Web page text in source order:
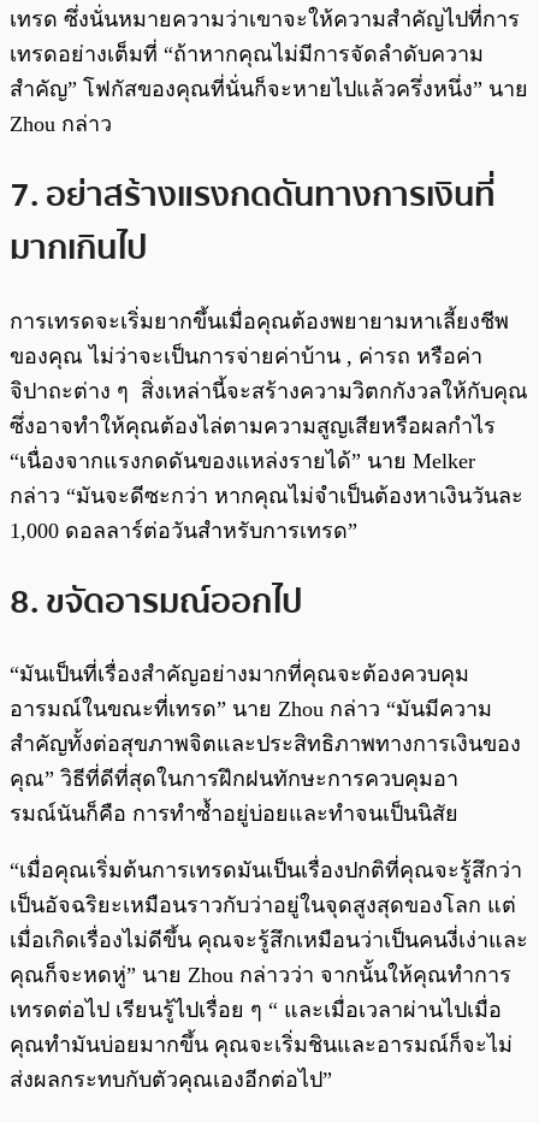
เทรด ซึ่งนั่นหมายความว่าเขาจะให้ความสำคัญไปที่การ
เทรดอย่างเต็มที่ “ถ้าหากคุณไม่มีการจัดลำดับความ
สำคัญ” โฟกัสของคุณที่นั่นก็จะหายไปแล้วครึ่งหนึ่ง” นาย
Zhou กล่าว
7. อย่าสร้างแรงกดดันทางการเงินที่
มากเกินไป
การเทรดจะเริ่มยากขึ้นเมื่อคุณต้องพยายามหาเลี้ยงชีพ
ของคุณ ไม่ว่าจะเป็นการจ่ายค่าบ้าน , ค่ารถ หรือค่า
จิปาถะต่าง ๆ สิ่งเหล่านี้จะสร้างความวิตกกังวลให้กับคุณ
ซึ่งอาจทำให้คุณต้องไล่ตามความสูญเสียหรือผลกำไร
“เนื่องจากแรงกดดันของแหล่งรายได้” นาย Melker
กล่าว “มันจะดีซะกว่า หากคุณไม่จำเป็นต้องหาเงินวันละ
1,000 ดอลลาร์ต่อวันสำหรับการเทรด”
8. ขจัดอารมณ์ออกไป
“มันเป็นที่เรื่องสำคัญอย่างมากที่คุณจะต้องควบคุม
อารมณ์ในขณะที่เทรด” นาย Zhou กล่าว “มันมีความ
สำคัญทั้งต่อสุขภาพจิตและประสิทธิภาพทางการเงินของ
คุณ” วิธีที่ดีที่สุดในการฝึกฝนทักษะการควบคุมอา
รมณ์นันก็คือ การทำซ้ำอยู่บ่อยและทำจนเป็นนิสัย
“เมื่อคุณเริ่มต้นการเทรดมันเป็นเรื่องปกติที่คุณจะรู้สึกว่า
เป็นอัจฉริยะเหมือนราวกับว่าอยู่ในจุดสูงสุดของโลก แต่
เมื่อเกิดเรื่องไม่ดีขึ้น คุณจะรู้สึกเหมือนว่าเป็นคนงี่เง่าและ
คุณก็จะหดหู่” นาย Zhou กล่าวว่า จากนั้นให้คุณทำการ
เทรดต่อไป เรียนรู้ไปเรื่อย ๆ “ และเมื่อเวลาผ่านไปเมื่อ
คุณทำมันบ่อยมากขึ้น คุณจะเริ่มชินและอารมณ์ก็จะไม่
ส่งผลกระทบกับตัวคุณเองอีกต่อไป”